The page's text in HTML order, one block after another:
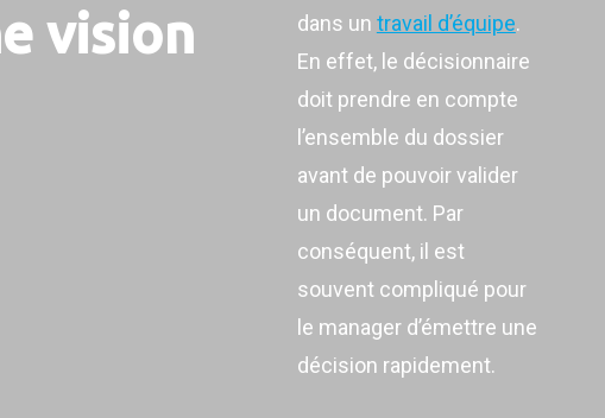
vision
dans un travail d’équipe.
En effet, le décisionnaire
doit prendre en compte
l’ensemble du dossier
avant de pouvoir valider
un document. Par
conséquent, il est
souvent compliqué pour
le manager d’émettre une
décision rapidement.